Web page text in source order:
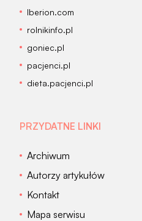
Iberion.com
rolnikinfo.pl
goniec.pl
pacjenci.pl
dieta.pacjenci.pl
PRZYDATNE LINKI
Archiwum
Autorzy artykułów
Kontakt
Mapa serwisu